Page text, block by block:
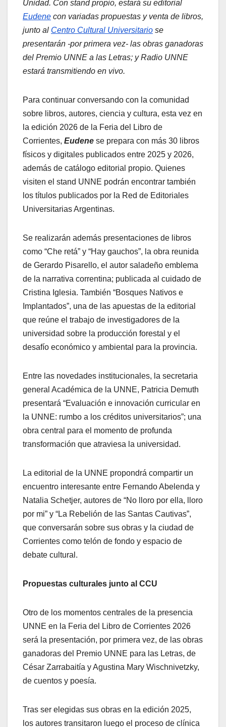
Unidad. Con stand propio, estará su editorial
Eudene con variadas propuestas y venta de libros,
junto al Centro Cultural Universitario se
presentarán -por primera vez- las obras ganadoras
del Premio UNNE a las Letras; y Radio UNNE
estará transmitiendo en vivo.
Para continuar conversando con la comunidad
sobre libros, autores, ciencia y cultura, esta vez en
la edición 2026 de la Feria del Libro de
Corrientes, Eudene se prepara con más 30 libros
físicos y digitales publicados entre 2025 y 2026,
además de catálogo editorial propio. Quienes
visiten el stand UNNE podrán encontrar también
los títulos publicados por la Red de Editoriales
Universitarias Argentinas.
Se realizarán además presentaciones de libros
como “Che retá” y “Hay gauchos”, la obra reunida
de Gerardo Pisarello, el autor saladeño emblema
de la narrativa correntina; publicada al cuidado de
Cristina Iglesia. También “Bosques Nativos e
Implantados”, una de las apuestas de la editorial
que reúne el trabajo de investigadores de la
universidad sobre la producción forestal y el
desafío económico y ambiental para la provincia.
Entre las novedades institucionales, la secretaria
general Académica de la UNNE, Patricia Demuth
presentará “Evaluación e innovación curricular en
la UNNE: rumbo a los créditos universitarios”; una
obra central para el momento de profunda
transformación que atraviesa la universidad.
La editorial de la UNNE propondrá compartir un
encuentro interesante entre Fernando Abelenda y
Natalia Schetjer, autores de “No lloro por ella, lloro
por mi” y “La Rebelión de las Santas Cautivas”,
que conversarán sobre sus obras y la ciudad de
Corrientes como telón de fondo y espacio de
debate cultural.
Propuestas culturales junto al CCU
Otro de los momentos centrales de la presencia
UNNE en la Feria del Libro de Corrientes 2026
será la presentación, por primera vez, de las obras
ganadoras del Premio UNNE para las Letras, de
César Zarrabaitía y Agustina Mary Wischnivetzky,
de cuentos y poesía.
Tras ser elegidas sus obras en la edición 2025,
los autores transitaron luego el proceso de clínica